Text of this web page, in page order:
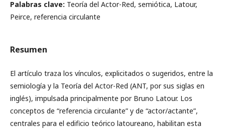
Palabras clave: Teoría del Actor-Red, semiótica, Latour,
Peirce, referencia circulante
Resumen
El artículo traza los vínculos, explicitados o sugeridos, entre la
semiología y la Teoría del Actor-Red (ANT, por sus siglas en
inglés), impulsada principalmente por Bruno Latour. Los
conceptos de “referencia circulante” y de “actor/actante”,
centrales para el edificio teórico latoureano, habilitan esta